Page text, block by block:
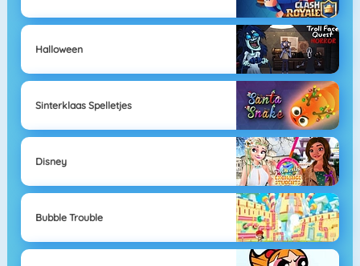
Halloween
Sinterklaas Spelletjes
Disney
Bubble Trouble